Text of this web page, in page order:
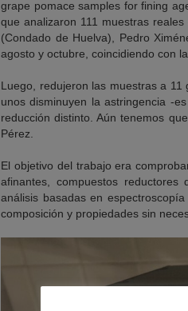
grape pomace samples for fining
que analizaron 111 muestras
(Condado de Huelva), Pedro
agosto y octubre, coincidiendo con la
Luego, redujeron las muestras a
unos disminuyen la astringencia -
reducción distinto. Aún tenemos
Pérez.
El objetivo del trabajo era
afinantes, compuestos
análisis basadas en
composición y propiedades sin